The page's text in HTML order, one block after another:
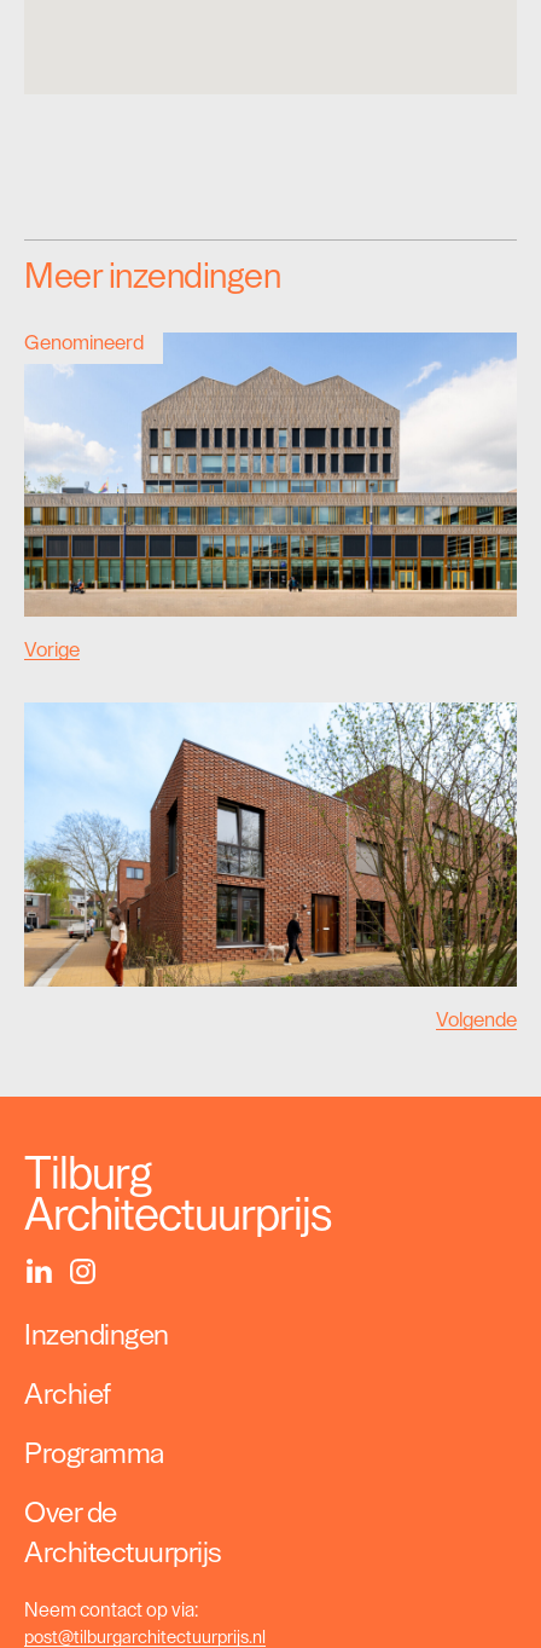
Meer inzendingen
Genomineerd
Vorige
Volgende
Tilburg
Architectuurprijs
Inzendingen
Archief
Programma
Over de
Architectuurprijs
Neem contact op via:
post@tilburgarchitectuurprijs.nl